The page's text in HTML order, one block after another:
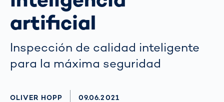
artificial
Inspección de calidad inteligente
para la máxima seguridad
AUTHOR
OLIVER HOPP AKTUALISIERT AM:
09.06.2021